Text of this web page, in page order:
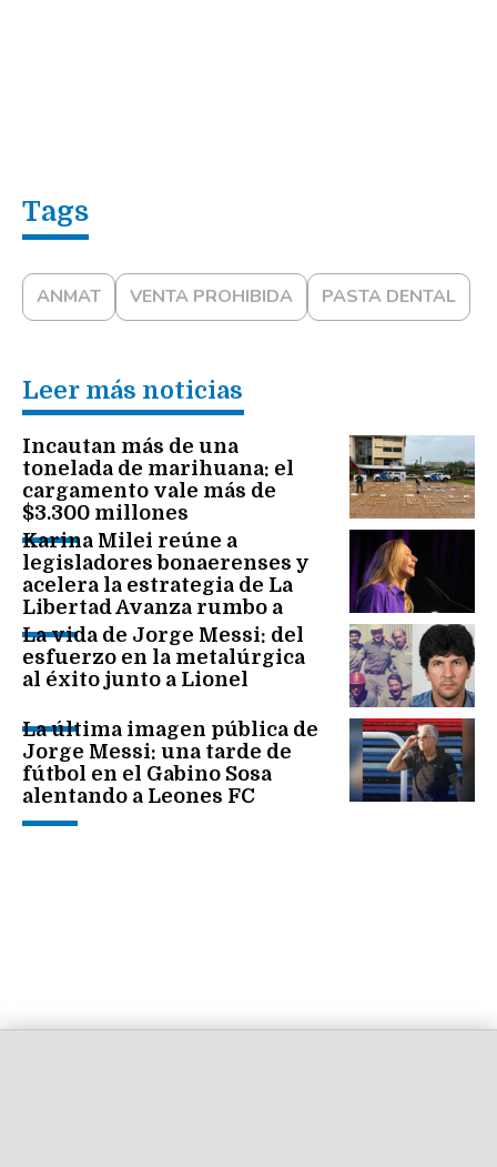
ANMAT VENTA PROHIBIDA PASTA DENTAL
Leer más noticias
Incautan más de una
tonelada de marihuana: el
cargamento vale más de
$3.300 millones
Karina Milei reúne a
legisladores bonaerenses y
acelera la estrategia de La
Libertad Avanza rumbo a
2027
La vida de Jorge Messi: del
esfuerzo en la metalúrgica
al éxito junto a Lionel
La última imagen pública de
Jorge Messi: una tarde de
fútbol en el Gabino Sosa
alentando a Leones FC